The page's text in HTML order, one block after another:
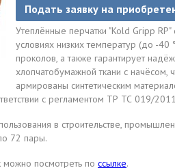
Подать заявку на
Утеплённые перчатки "Kold Gripp
условиях низких температур (до -
проколов, а также гарантирует
хлопчатобумажной ткани с начёсом,
армированы синтетическим
с регламентом ТР ТС 019/
в строительстве,
72 пары.
можно посмотреть по ссылке.